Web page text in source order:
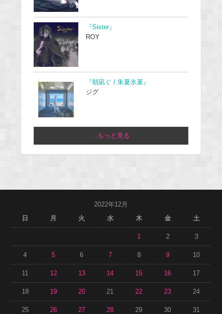
『Sister』
ROY
『朝凪ぐ / 朱夏氷菓』
ジグ
...もっと見る
2022年12月
日
月 火 水 木 金 土
1 2 3
4 5 6 7 8 9 10
11 12 13 14 15 16 17
18 19 20 21 22 23 24
25 26 27 28 29 30 31